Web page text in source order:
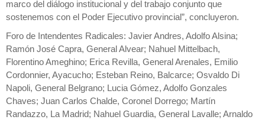
marco del diálogo institucional y del trabajo conjunto que
sostenemos con el Poder Ejecutivo provincial”, concluyeron.
Foro de Intendentes Radicales: Javier Andres, Adolfo Alsina;
Ramón José Capra, General Alvear; Nahuel Mittelbach,
Florentino Ameghino; Erica Revilla, General Arenales, Emilio
Cordonnier, Ayacucho; Esteban Reino, Balcarce; Osvaldo Di
Napoli, General Belgrano; Lucia Gómez, Adolfo Gonzales
Chaves; Juan Carlos Chalde, Coronel Dorrego; Martín
Randazzo, La Madrid; Nahuel Guardia, General Lavalle; Arnaldo